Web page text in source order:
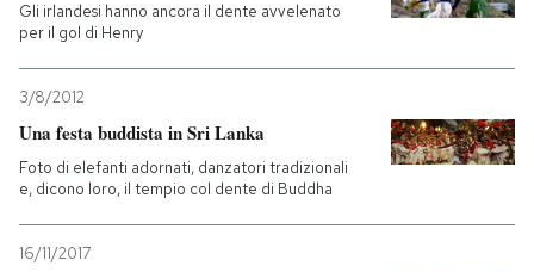
Gli irlandesi hanno ancora il dente avvelenato
per il gol di Henry
3/8/2012
Una festa buddista in Sri Lanka
Foto di elefanti adornati, danzatori tradizionali
e, dicono loro, il tempio col dente di Buddha
16/11/2017